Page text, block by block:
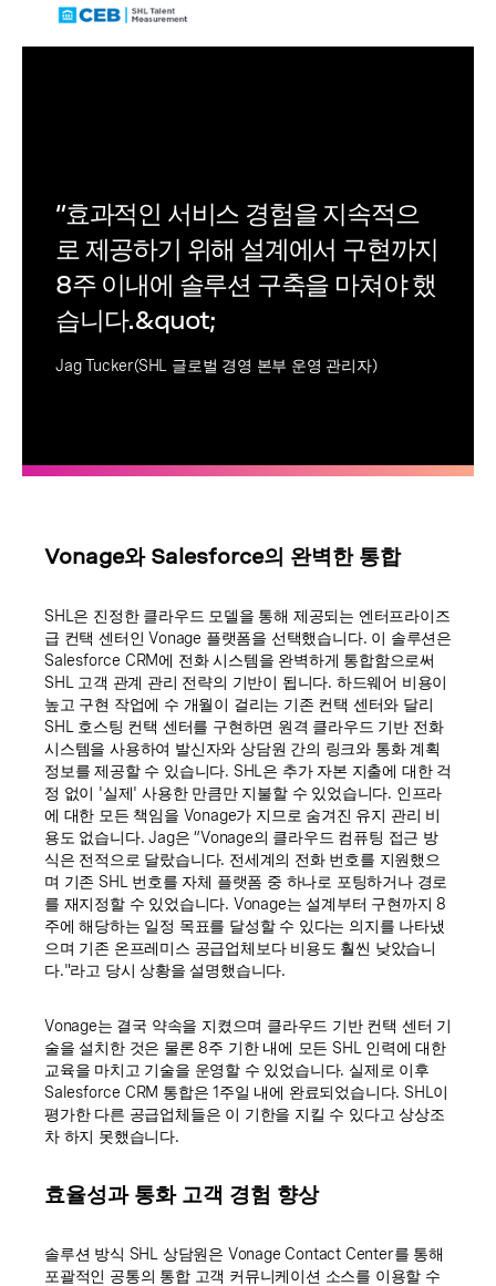
“효과적인 서비스 경험을 지속적으
로 제공하기 위해 설계에서 구현까지
8주 이내에 솔루션 구축을 마쳐야 했
습니다.&quot;
Jag Tucker(SHL 글로벌 경영 본부 운영 관리자)
Vonage와 Salesforce의 완벽한 통합
SHL은 진정한 클라우드 모델을 통해 제공되는 엔터프라이즈
급 컨택 센터인 Vonage 플랫폼을 선택했습니다. 이 솔루션은
Salesforce CRM에 전화 시스템을 완벽하게 통합함으로써
SHL 고객 관계 관리 전략의 기반이 됩니다. 하드웨어 비용이
높고 구현 작업에 수 개월이 걸리는 기존 컨택 센터와 달리
SHL 호스팅 컨택 센터를 구현하면 원격 클라우드 기반 전화
시스템을 사용하여 발신자와 상담원 간의 링크와 통화 계획
정보를 제공할 수 있습니다. SHL은 추가 자본 지출에 대한 걱
정 없이 '실제' 사용한 만큼만 지불할 수 있었습니다. 인프라
에 대한 모든 책임을 Vonage가 지므로 숨겨진 유지 관리 비
용도 없습니다. Jag은 “Vonage의 클라우드 컴퓨팅 접근 방
식은 전적으로 달랐습니다. 전세계의 전화 번호를 지원했으
며 기존 SHL 번호를 자체 플랫폼 중 하나로 포팅하거나 경로
를 재지정할 수 있었습니다. Vonage는 설계부터 구현까지 8
주에 해당하는 일정 목표를 달성할 수 있다는 의지를 나타냈
으며 기존 온프레미스 공급업체보다 비용도 훨씬 낮았습니
다."라고 당시 상황을 설명했습니다.
Vonage는 결국 약속을 지켰으며 클라우드 기반 컨택 센터 기
술을 설치한 것은 물론 8주 기한 내에 모든 SHL 인력에 대한
교육을 마치고 기술을 운영할 수 있었습니다. 실제로 이후
Salesforce CRM 통합은 1주일 내에 완료되었습니다. SHL이
평가한 다른 공급업체들은 이 기한을 지킬 수 있다고 상상조
차 하지 못했습니다.
효율성과 통화 고객 경험 향상
솔루션 방식 SHL 상담원은 Vonage Contact Center를 통해
포괄적인 공통의 통합 고객 커뮤니케이션 소스를 이용할 수